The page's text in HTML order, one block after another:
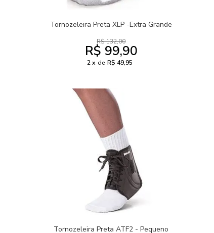
Tornozeleira Preta XLP -Extra Grande
R$ 132,00
R$ 99,90
2 de R$ 49,95
Tornozeleira Preta ATF2 - Pequeno